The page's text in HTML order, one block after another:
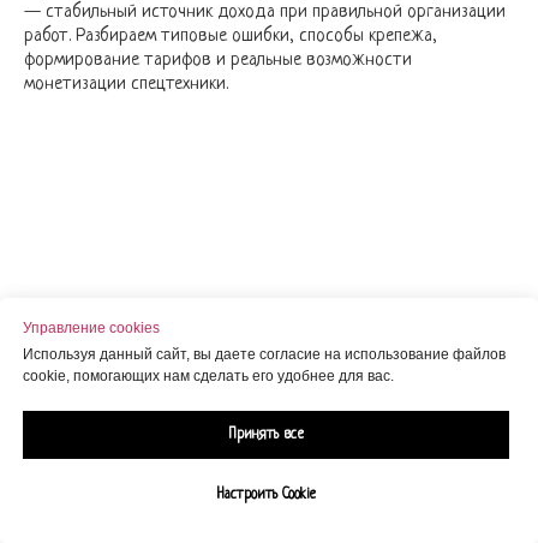
— стабильный источник дохода при правильной организации
работ. Разбираем типовые ошибки, способы крепежа,
формирование тарифов и реальные возможности
монетизации спецтехники.
Управление cookies
Используя данный сайт, вы даете согласие на использование файлов
cookie, помогающих нам сделать его удобнее для вас.
Принять все
Настроить Cookie